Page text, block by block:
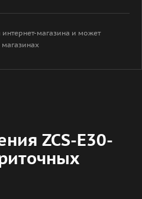
интернет-магазина и может
магазинах
ZCS-E30-